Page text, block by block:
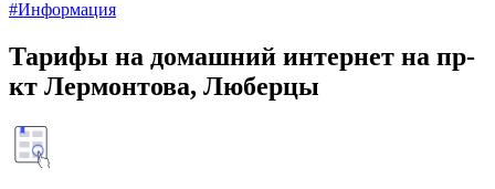
#Информация
Тарифы на домашний интернет на пр-
кт Лермонтова, Люберцы